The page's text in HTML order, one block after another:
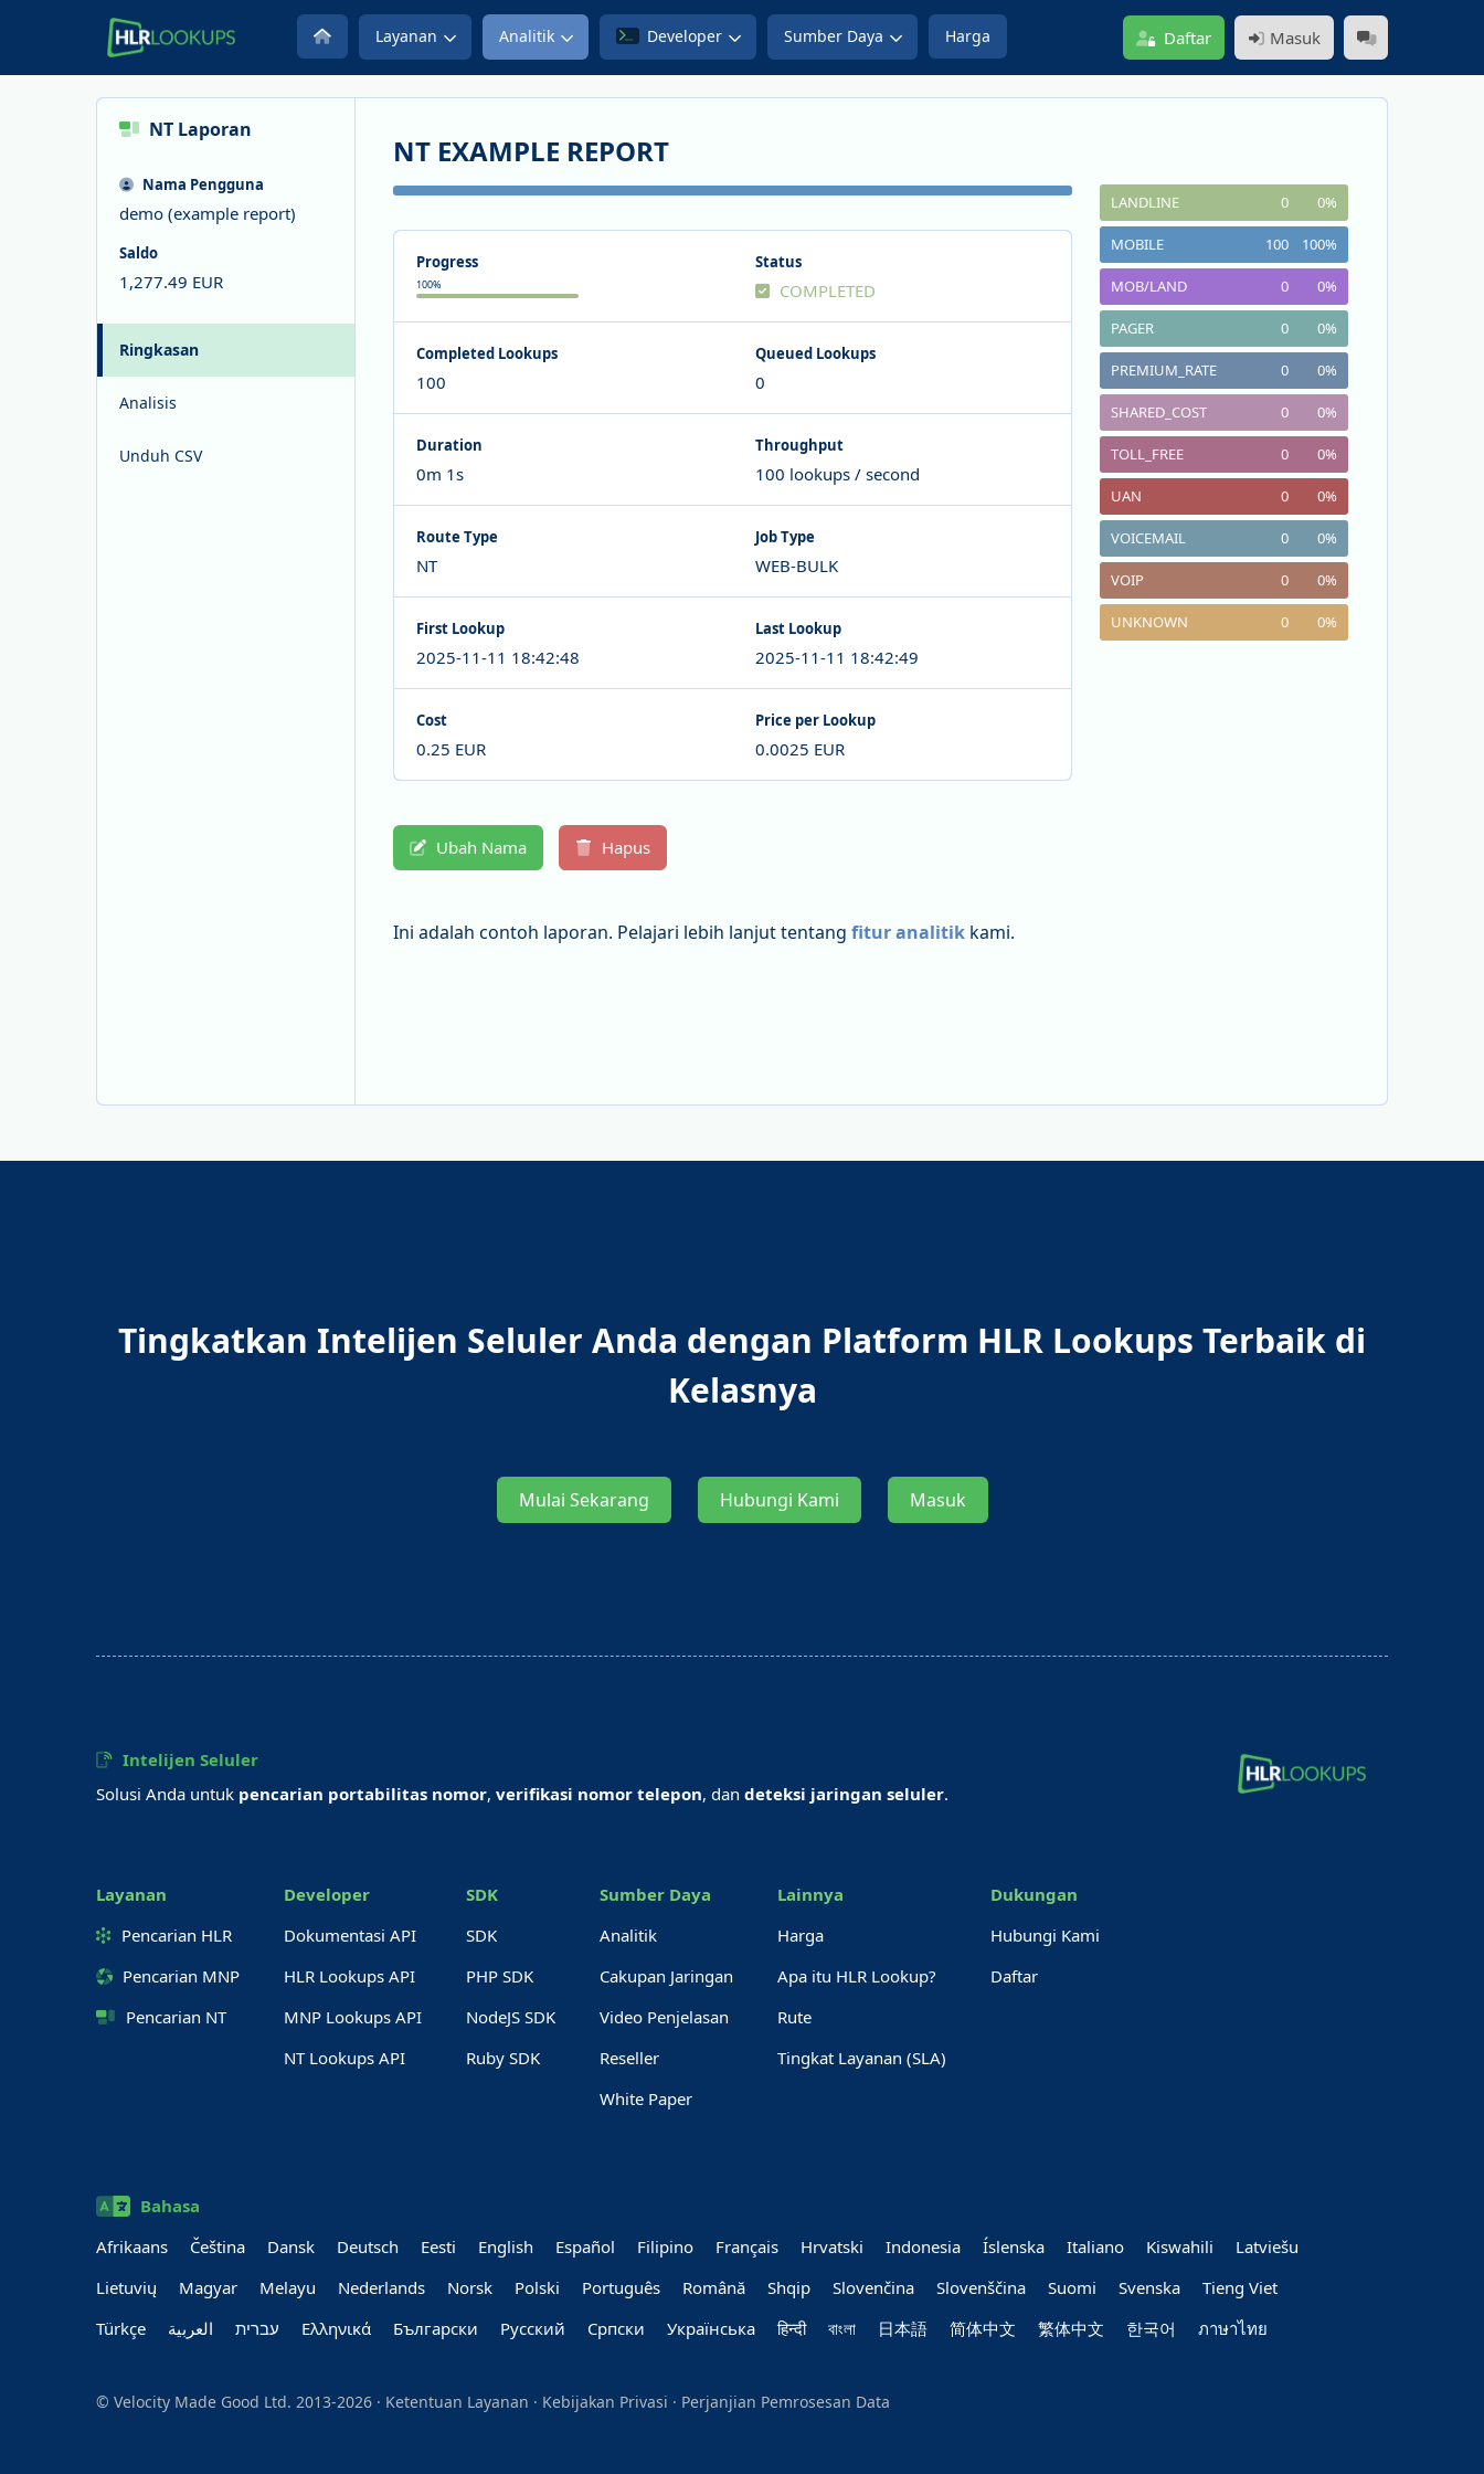
Layanan Analitik Developer Sumber Daya Harga Daftar Masuk
NT Laporan
Nama Pengguna
demo (example report)
Saldo
1,277.49 EUR
Ringkasan
Analisis
Unduh CSV
NT EXAMPLE REPORT
LANDLINE 0%
0
MOBILE 100%
100
MOB/LAND 0%
0
PAGER 0%
0
PREMIUM_RATE 0%
0
SHARED_COST 0%
0
TOLL_FREE 0%
0
UAN 0%
0
VOICEMAIL 0%
0
VOIP 0%
0
UNKNOWN 0%
0
Progress
100%
Status
COMPLETED
Completed Lookups
100
Queued Lookups
0
Duration
0m 1s
Throughput
100 lookups / second
Route Type
NT
Job Type
WEB-BULK
First Lookup
2025-11-11 18:42:48
Last Lookup
2025-11-11 18:42:49
Cost
0.25 EUR
Price per Lookup
0.0025 EUR
Ubah Nama Hapus
Ini adalah contoh laporan. Pelajari lebih lanjut tentang fitur analitik kami.
Tingkatkan Intelijen Seluler Anda dengan Platform HLR Lookups Terbaik di
Kelasnya
Mulai Sekarang Hubungi Kami Masuk
Intelijen Seluler
Solusi Anda untuk pencarian portabilitas nomor, verifikasi nomor telepon, dan deteksi jaringan seluler.
Layanan
Pencarian HLR
Pencarian MNP
Pencarian NT
Developer
Dokumentasi API
HLR Lookups API
MNP Lookups API
NT Lookups API
SDK
SDK
PHP SDK
NodeJS SDK
Ruby SDK
Sumber Daya
Analitik
Cakupan Jaringan
Video Penjelasan
Reseller
White Paper
Lainnya
Harga
Apa itu HLR Lookup?
Rute
Tingkat Layanan (SLA)
Dukungan
Hubungi Kami
Daftar
Bahasa
Afrikaans
Čeština Dansk Deutsch Eesti English Español Filipino Français Hrvatski Indonesia Íslenska Italiano Kiswahili
Latviešu
Lietuvių
Magyar Melayu Nederlands Norsk Polski Português Română Shqip Slovenčina Slovenščina Suomi Svenska
Tieng Viet
Türkçe
العربية‏ עברית‏ Ελληνικά Български Руccкий Српски Українська हिन्दी বাংলা 日本語 简体中文 繁体中文 한국어 ภาษาไทย
© Velocity Made Good Ltd. 2013-2026 · Ketentuan Layanan · Kebijakan Privasi · Perjanjian Pemrosesan Data